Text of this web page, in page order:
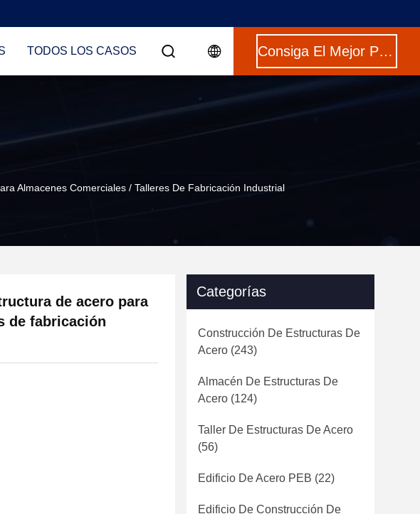
TODOS LOS CASOS Consiga El Mejor Precio
Almacenes Comerciales / Talleres De Fabricación Industrial
de acero para
de fabricación
Categorías
Construcción De Estructuras De
Acero (243)
Almacén De Estructuras De
Acero (124)
Taller De Estructuras De Acero
(56)
Edificio De Acero PEB (22)
Edificio De Construcción De